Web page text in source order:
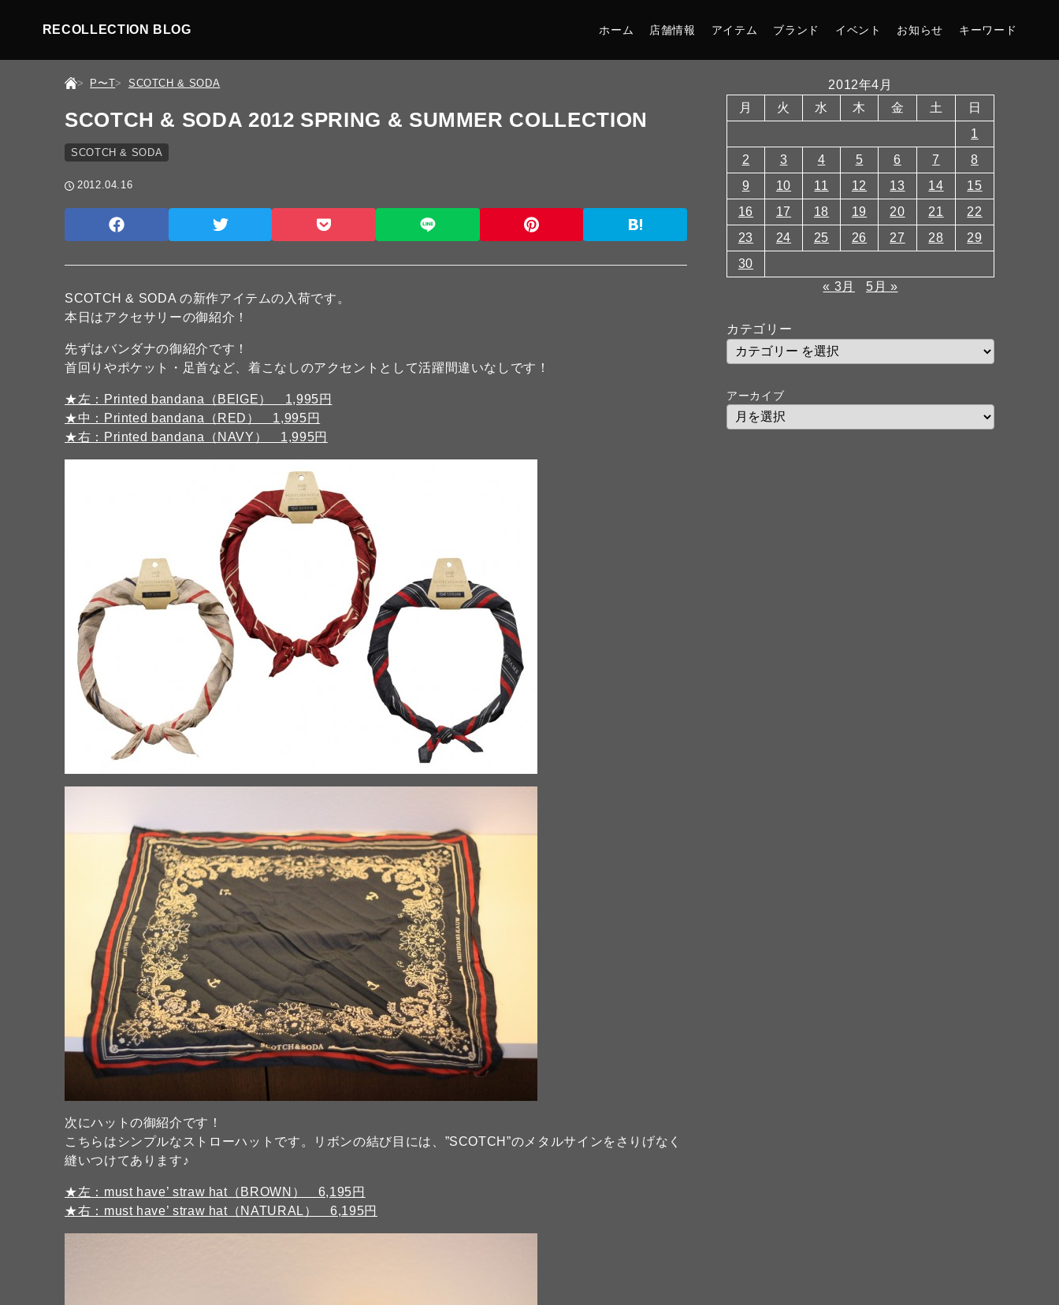
RECOLLECTION BLOG ホーム 店舗情報 アイテム ブランド イベント お知らせ キーワード
P〜T SCOTCH & SODA
SCOTCH & SODA 2012 SPRING & SUMMER COLLECTION
SCOTCH & SODA
2012.04.16
SCOTCH & SODA の新作アイテムの入荷です。
本日はアクセサリーの御紹介！
先ずはバンダナの御紹介です！
首回りやポケット・足首など、着こなしのアクセントとして活躍間違いなしです！
★左：Printed bandana（BEIGE） 1,995円
★中：Printed bandana（RED） 1,995円
★右：Printed bandana（NAVY） 1,995円
次にハットの御紹介です！
こちらはシンプルなストローハットです。リボンの結び目には、”SCOTCH”のメタルサインをさりげなく
縫いつけてあります♪
★左：must have’ straw hat（BROWN） 6,195円
★右：must have’ straw hat（NATURAL） 6,195円
2012年4月
月
火 水 木 金 土
日
1
2
3 4 5 6 7
8
9
10 11 12 13 14
15
16
17 18 19 20 21
22
23
24 25 26 27 28
29
30
« 3月
5月 »
カテゴリー
アーカイブ